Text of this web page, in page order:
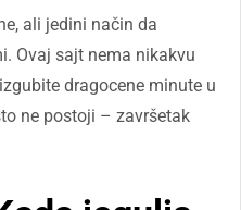
ali jedini način da
Ovaj sajt nema nikakvu
dragocene minute u
ne postoji – završetak